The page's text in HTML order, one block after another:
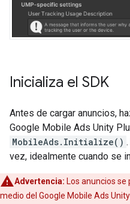
Inicializa el SDK
Antes de cargar anuncios,
Google Mobile Ads Unity
MobileAds.Initialize()
vez, idealmente cuando se
Advertencia: Los anuncios
medio del Google Mobile Ads